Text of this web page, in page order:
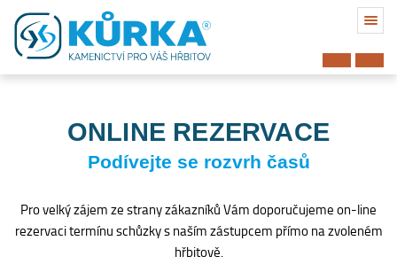
ONLINE REZERVACE
Podívejte se rozvrh časů
Pro velký zájem ze strany zákazníků Vám doporučujeme on-line
rezervaci termínu schůzky s naším zástupcem přímo na zvoleném
hřbitově.